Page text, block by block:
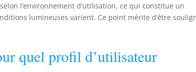
l’environnement d’utilisation, ce qui constitue un
lumineuses varient. Ce point mérite d’être
quel profil d’utilisateur